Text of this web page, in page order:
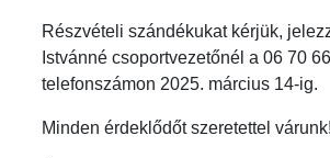
Részvételi szándékukat kérjük,
Istvánné csoportvezetőnél a 06 70
telefonszámon 2025. március 14-ig.
Minden érdeklődőt szeretettel várunk!